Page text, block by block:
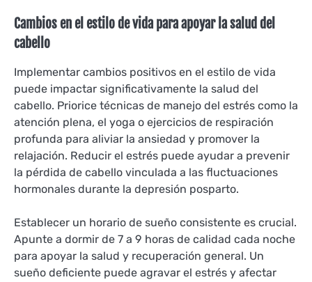
Cambios en el estilo de vida para apoyar la salud del
cabello
Implementar cambios positivos en el estilo de vida
puede impactar significativamente la salud del
cabello. Priorice técnicas de manejo del estrés como la
atención plena, el yoga o ejercicios de respiración
profunda para aliviar la ansiedad y promover la
relajación. Reducir el estrés puede ayudar a prevenir
la pérdida de cabello vinculada a las fluctuaciones
hormonales durante la depresión posparto.
Establecer un horario de sueño consistente es crucial.
Apunte a dormir de 7 a 9 horas de calidad cada noche
para apoyar la salud y recuperación general. Un
sueño deficiente puede agravar el estrés y afectar